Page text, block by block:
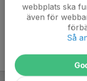
webbplats ska
även för
Så